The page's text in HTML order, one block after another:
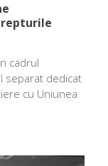
cadrul
separat dedicat
cu Uniunea